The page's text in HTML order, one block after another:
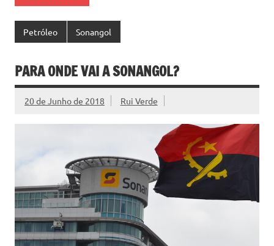
Petróleo Sonangol
PARA ONDE VAI A SONANGOL?
20 de Junho de 2018 Rui Verde